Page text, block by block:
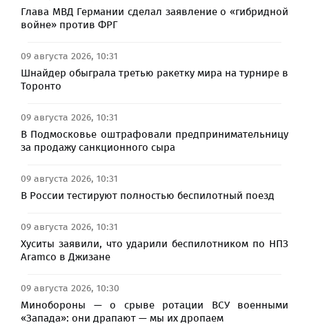
Глава МВД Германии сделал заявление о «гибридной
войне» против ФРГ
09 августа 2026, 10:31
Шнайдер обыграла третью ракетку мира на турнире в
Торонто
09 августа 2026, 10:31
В Подмосковье оштрафовали предпринимательницу
за продажу санкционного сыра
09 августа 2026, 10:31
В России тестируют полностью беспилотный поезд
09 августа 2026, 10:31
Хуситы заявили, что ударили беспилотником по НПЗ
Aramco в Джизане
09 августа 2026, 10:30
Минобороны — о срыве ротации ВСУ военными
«Запада»: они драпают — мы их дропаем